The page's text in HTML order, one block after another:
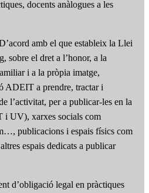
docents anàlogues a les
amb el que estableix la Llei
sobre el dret a l’honor, a la
i a la pròpia imatge,
ADEIT a prendre, tractar i
l’activitat, per a publicar-les en la
i UV), xarxes socials com
publicacions i espais físics com
espais dedicats a publicar
d’obligació legal en pràctiques